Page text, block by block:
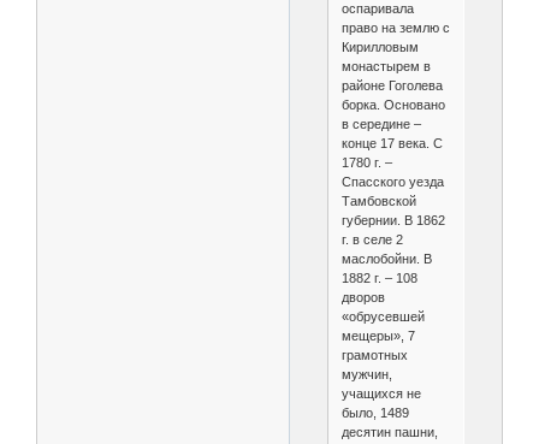
оспаривала
право на землю с
Кирилловым
монастырем в
районе Гоголева
борка. Основано
в середине –
конце 17 века. С
1780 г. –
Спасского уезда
Тамбовской
губернии. В 1862
г. в селе 2
маслобойни. В
1882 г. – 108
дворов
«обрусевшей
мещеры», 7
грамотных
мужчин,
учащихся не
было, 1489
десятин пашни,